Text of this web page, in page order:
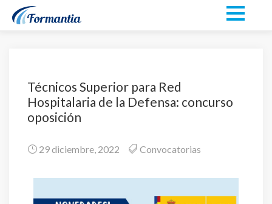
Técnicos Superior para Red
Hospitalaria de la Defensa: concurso
oposición
29 diciembre, 2022 Convocatorias